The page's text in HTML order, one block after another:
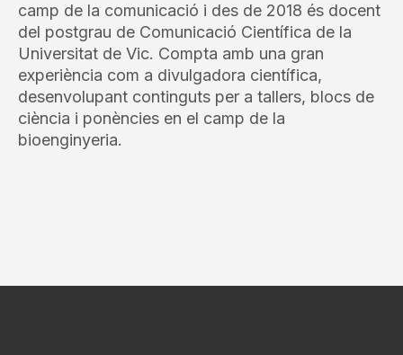
camp de la comunicació i des de 2018 és docent
del postgrau de Comunicació Científica de la
Universitat de Vic. Compta amb una gran
experiència com a divulgadora científica,
desenvolupant continguts per a tallers, blocs de
ciència i ponències en el camp de la
bioenginyeria.